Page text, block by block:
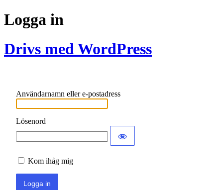
Logga in
Drivs med WordPress
Användarnamn eller e-postadress
Lösenord
Kom ihåg mig